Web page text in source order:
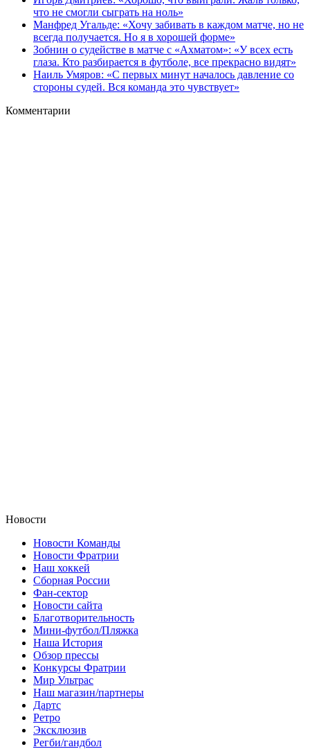
что не смогли сыграть на ноль»
Манфред Угальде: «Хочу забивать в каждом матче, но не
всегда получается. Но я в хорошей форме»
Зобнин о судействе в матче с «Ахматом»: «У всех есть
глаза. Кто разбирается в футболе, все прекрасно видят»
Наиль Умяров: «С первых минут началось давление со
стороны судей. Вся команда это чувствует»
Комментарии
Новости
Новости Команды
Новости Фратрии
Наш хоккей
Сборная России
Фан-cектор
Новости сайта
Благотворительность
Мини-футбол/Пляжка
Наша История
Обзор прессы
Конкурсы Фратрии
Мир Ультрас
Наш магазин/партнеры
Дартс
Ретро
Эксклюзив
Регби/гандбол